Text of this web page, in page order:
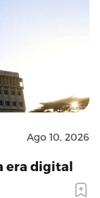
Ago 10, 2026
era digital